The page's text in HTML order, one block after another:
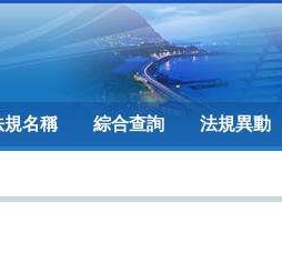
規名稱 綜合查詢 法規異動